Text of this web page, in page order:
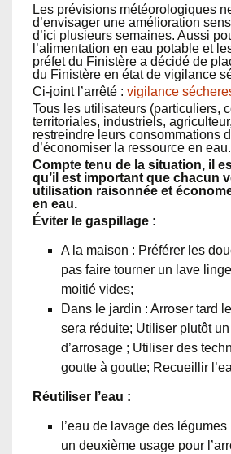
Les prévisions météorologiques
d’envisager une amélioration
d’ici plusieurs semaines. Aussi
l’alimentation en eau potable et
préfet du Finistère a décidé de
du Finistère en état de vigilance
Ci-joint l’arrêté : vigilance
Tous les utilisateurs (particuliers,
territoriales, industriels,
restreindre leurs consommations
d’économiser la ressource en eau.
Compte tenu de la situation, il
qu’il est important que chacun
utilisation raisonnée et
en eau.
Éviter le gaspillage :
A la maison : Préférer les
pas faire tourner un lave
moitié vides;
Dans le jardin : Arroser tard
sera réduite; Utiliser plutôt
d’arrosage ; Utiliser des
goutte à goutte; Recueillir
Réutiliser l’eau :
l’eau de lavage des
un deuxième usage pour